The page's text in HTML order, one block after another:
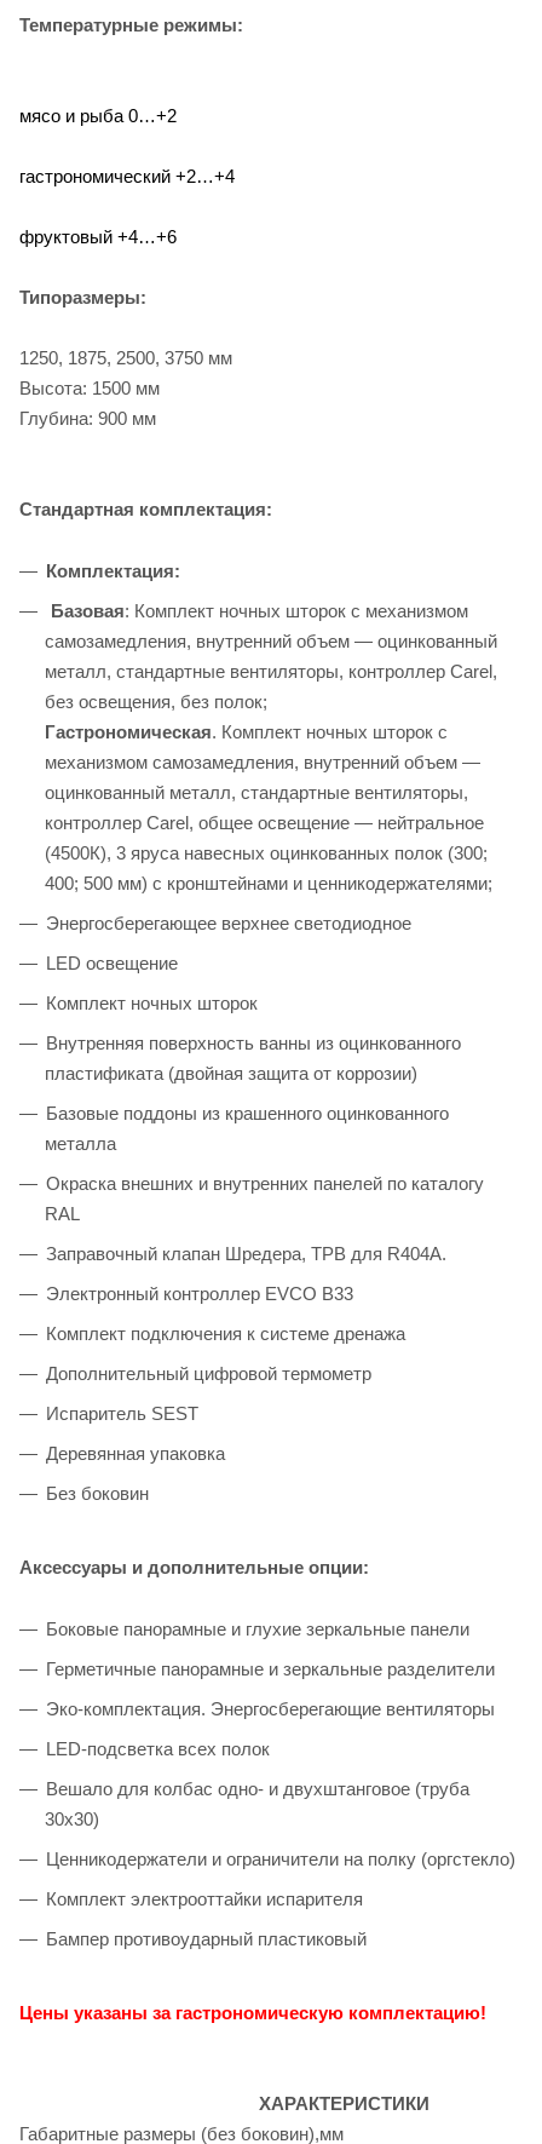
Температурные режимы:
мясо и рыба 0…+2
гастрономический +2…+4
фруктовый +4…+6
Типоразмеры:
1250, 1875, 2500, 3750 мм
Высота: 1500 мм
Глубина: 900 мм
Стандартная комплектация:
Комплектация:
Базовая: Комплект ночных шторок с механизмом
самозамедления, внутренний объем — оцинкованный
металл, стандартные вентиляторы, контроллер Carel,
без освещения, без полок;
Гастрономическая. Комплект ночных шторок с
механизмом самозамедления, внутренний объем —
оцинкованный металл, стандартные вентиляторы,
контроллер Carel, общее освещение — нейтральное
(4500К), 3 яруcа навесных оцинкованных полок (300;
400; 500 мм) c кронштейнами и ценникодержателями;
Энергосберегающее верхнее светодиодное
LED освещение
Комплект ночных шторок
Внутренняя поверхность ванны из оцинкованного
пластификата (двойная защита от коррозии)
Базовые поддоны из крашенного оцинкованного
металла
Окраска внешних и внутренних панелей по каталогу
RAL
Заправочный клапан Шредера, ТРВ для R404A.
Электронный контроллер EVCO B33
Комплект подключения к системе дренажа
Дополнительный цифровой термометр
Испаритель SEST
Деревянная упаковка
Без боковин
Аксессуары и дополнительные опции:
Боковые панорамные и глухие зеркальные панели
Герметичные панорамные и зеркальные разделители
Эко-комплектация. Энергосберегающие вентиляторы
LED-подсветка всех полок
Вешало для колбас одно- и двухштанговое (труба
30х30)
Ценникодержатели и ограничители на полку (оргстекло)
Комплект электрооттайки испарителя
Бампер противоударный пластиковый
Цены указаны за гастрономическую комплектацию!
ХАРАКТЕРИСТИКИ
Габаритные размеры (без боковин),мм